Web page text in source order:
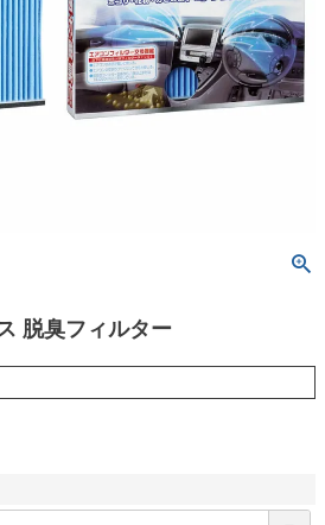
脱臭フィルター